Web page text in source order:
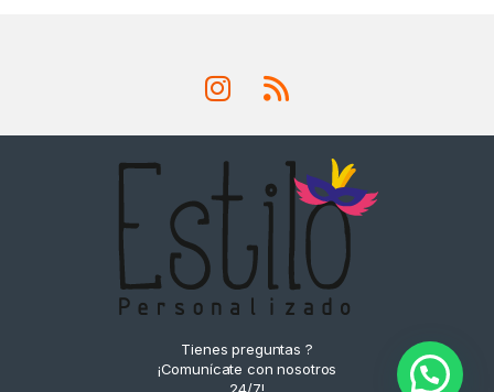
Tienes preguntas ?
¡Comunícate con nosotros
24/7!